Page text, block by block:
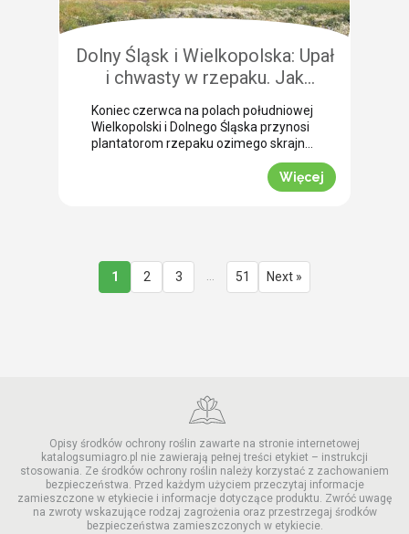
nierównomiernym dojrzewaniem […]
Dolny Śląsk i Wielkopolska: Upał
i chwasty w rzepaku. Jak
uratować plon przed samym
wjazdem kombajnu?
Koniec czerwca na polach południowej
Wielkopolski i Dolnego Śląska przynosi
plantatorom rzepaku ozimego skrajne
emocje (BBCH 80-83). Ostatnie opady
deszczu poprawiły ogólną kondycję
roślin. Jednak wywołały jednocześnie
Jak informuje nasz ekspert Mariusz
Staniek, skuteczna desykacja rzepaku
przed zbiorem oraz wcześniejsza
Więcej
1 2 3 51 Next »
Opisy środków ochrony roślin zawarte na stronie internetowej
katalogsumiagro.pl nie zawierają pełnej treści etykiet – instrukcji
stosowania. Ze środków ochrony roślin należy korzystać z zachowaniem
bezpieczeństwa. Przed każdym użyciem przeczytaj informacje
zamieszczone w etykiecie i informacje dotyczące produktu. Zwróć uwagę
na zwroty wskazujące rodzaj zagrożenia oraz przestrzegaj środków
bezpieczeństwa zamieszczonych w etykiecie.